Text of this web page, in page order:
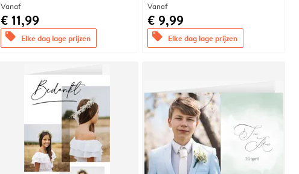
Vanaf
€ 11,99
offers Elke dag lage prijzen
Vanaf
€ 9,99
offers Elke dag lage prijzen